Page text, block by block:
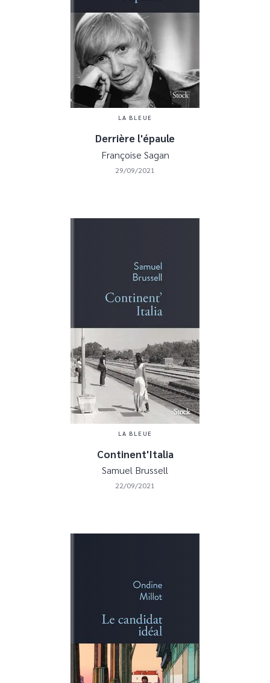
LA BLEUE
Derrière l'épaule
Françoise Sagan
29/09/2021
LA BLEUE
Continent'Italia
Samuel Brussell
22/09/2021